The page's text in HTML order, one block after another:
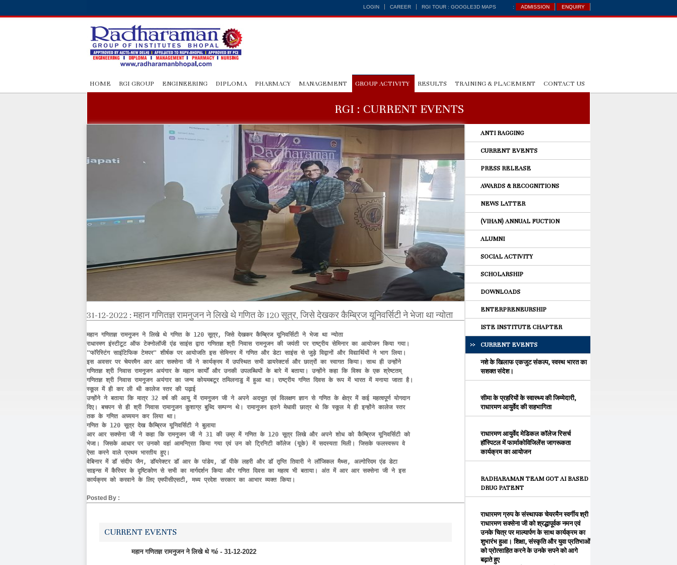
LOGIN CAREER RGI TOUR : GOOGLE3D MAPS : ADMISSION ENQUIRY
HOME RGI GROUP ENGINEERING DIPLOMA PHARMACY MANAGEMENT GROUP ACTIVITY RESULTS TRAINING & PLACEMENT CONTACT US
RGI : CURRENT EVENTS
31-12-2022 : महान गणितज्ञ रामनुजन ने लिखे थे गणित के 120 सूत्र, जिसे देखकर कैम्ब्रिज यूनिवर्सिटी ने भेजा था न्योता
महान गणितज्ञ रामनुजन ने लिखे थे गणित के 120 सूत्र, जिसे देखकर कैम्ब्रिज यूनिवर्सिटी ने भेजा था न्योता
राधारमण इंस्टीटूट ऑफ टेक्नोलॉजी एंड साइंस द्वारा गणितज्ञ श्री निवास रामनुजन की जयंती पर राष्ट्रीय सेमिनार का आयोजन किया गया।
"फॉरेस्टिंग साइंटिफिक टेमपर" शीर्षक पर आयोजति इस सेमिनार में गणित और डेटा साइंस से जुड़े विद्वानों और विद्यार्थियों ने भाग लिया।
इस अवसर पर चेयरमैन आर आर सक्सेना जी ने कार्यक्रम में उपस्थित सभी डायरेक्‍टर्स और छात्रों का स्वागत किया। साथ ही उन्होंने
गणितज्ञ श्री निवास रामनुजन अयंगार के महान कार्यों और उनकी उपलब्धियों के बारे में बताया। उन्होंने कहा कि विश्‍व के एक श्रेष्‍टतम्
गणितज्ञ श्री निवास रामनुजन अयंगार का जन्‍म कोयमबटूर तमिलनाडु में हुआ था। राष्‍ट्रीय गणित दिवस के रूप में भारत में मनाया जाता है।
स्‍कूल में ही कर ली थी कालेज स्‍तर की पढ़ाई
उन्होंने ने बताया कि मात्र 32 वर्ष की आयु में रामनुजन जी ने अपने अदभुत एवं विलक्षण ज्ञान से गणित के क्षेत्र में कई महत्‍वपूर्ण योगदान
दिए। बचपन से ही श्री निवास रामानुजन कुशाग्र बुध्दि सम्‍पन्‍न थे। रामानुजन इतने मेधावी छात्र थे कि स्‍कूल मे ही इन्‍होंने कालेज स्‍तर
तक के गणित अघ्‍ययन कर लिया था।
गणित के 120 सूत्र देख कैम्ब्रिज यूनिवर्सिटी ने बुलाया
आर आर सक्सेना जी ने कहा कि रामनुजन जी ने 31 की उम्र में गणित के 120 सूत्र लिखे और अपने शोध को कैम्ब्रिज यूनिवर्सिटी को
भेजा। जिसके आधार पर उनको वहां आमन्त्रित किया गया एवं उन को ट्रिनिटी कॉलेज (यूके) में सदस्‍यता मिली। जिसके फलस्‍वरूप वे
ऐसा करने वाले प्रथम भारतीय हुए।
वेबिनार में डॉ संदीप जैन, डॉयरेक्टर डॉ आर के पांडेय, डॉ पीके लहरी और डॉ तृप्ति तिवारी ने लॉजिकल मैथ्स, अल्गोरिदम एंड डेटा
साइन्स में कैरियर के दृष्टिकोण से सभी का मार्गदर्शन किया और गणित दिवस का महत्व भी बताया। अंत में आर आर सक्सेना जी ने इस
कार्यक्रम को करवाने के लिए एमपीसीएसटी, मध्य प्रदेश सरकार का आभार व्यक्त किया।
Posted By :
CURRENT EVENTS
महान गणितज्ञ रामनुजन ने लिखे थे गé - 31-12-2022
ANTI RAGGING
CURRENT EVENTS
PRESS RELEASE
AWARDS & RECOGNITIONS
NEWS LATTER
(VIHAN) ANNUAL FUCTION
ALUMNI
SOCIAL ACTIVITY
SCHOLARSHIP
DOWNLOADS
ENTERPRENEURSHIP
ISTE INSTITUTE CHAPTER
CURRENT EVENTS
नशे के खिलाफ एकजुट संकल्प, स्वस्थ भारत का
सशक्त संदेश।
सीमा के प्रहरियों के स्वास्थ्य की जिम्मेदारी,
राधारमण आयुर्वेद की सहभागिता
राधारमण आयुर्वेद मेडिकल कॉलेज रिसर्च
हॉस्पिटल में फार्माकोविजिलेंस जागरूकता
कार्यक्रम का आयोजन
RADHARAMAN TEAM GOT AI BASED
DRUG PATENT
राधारमण ग्रुप के संस्थापक चेयरमैन स्वर्गीय श्री
राधारमण सक्सेना जी को श्रद्धापूर्वक नमन एवं
उनके चित्र पर माल्यार्पण के साथ कार्यक्रम का
शुभारंभ हुआ। शिक्षा, संस्कृति और युवा प्रतिभाओं
को प्रोत्साहित करने के उनके सपने को आगे
बढ़ाते हुए